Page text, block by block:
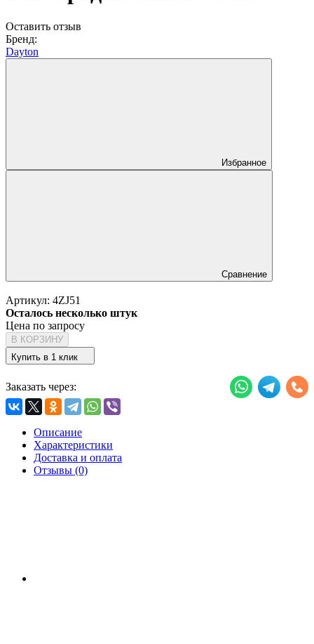
Оставить отзыв
Бренд:
Dayton
Избранное
Сравнение
Артикул: 4ZJ51
Осталось несколько штук
Цена по запросу
В КОРЗИНУ
Купить в 1 клик
Заказать через:
Описание
Характеристики
Доставка и оплата
Отзывы (0)